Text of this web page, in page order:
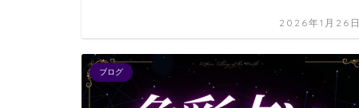
2026年1月26日
ブログ